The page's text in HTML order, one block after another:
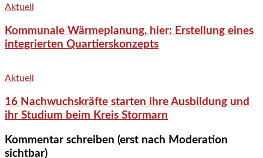
Aktuell
Kommunale Wärmeplanung, hier: Erstellung eines
integrierten Quartierskonzepts
Aktuell
16 Nachwuchskräfte starten ihre Ausbildung und
ihr Studium beim Kreis Stormarn
Kommentar schreiben (erst nach Moderation
sichtbar)